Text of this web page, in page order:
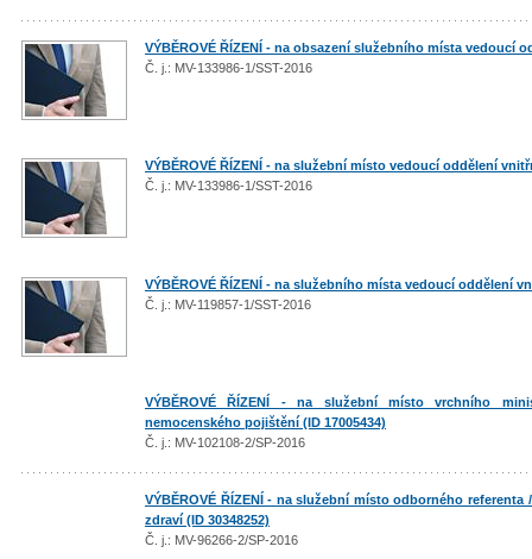
VÝBĚROVÉ ŘÍZENÍ - na obsazení služebního místa vedoucí
Č. j.: MV-133986-1/SST-2016
VÝBĚROVÉ ŘÍZENÍ - na služební místo vedoucí oddělení
Č. j.: MV-133986-1/SST-2016
VÝBĚROVÉ ŘÍZENÍ - na služebního místa vedoucí oddělení
Č. j.: MV-119857-1/SST-2016
VÝBĚROVÉ ŘÍZENÍ - na služební místo vrchního
nemocenského pojištění (ID 17005434)
Č. j.: MV-102108-2/SP-2016
VÝBĚROVÉ ŘÍZENÍ - na služební místo odborného
zdraví (ID 30348252)
Č. j.: MV-96266-2/SP-2016